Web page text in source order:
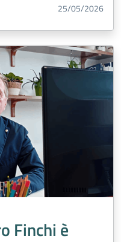
25/05/2026
Finchi è